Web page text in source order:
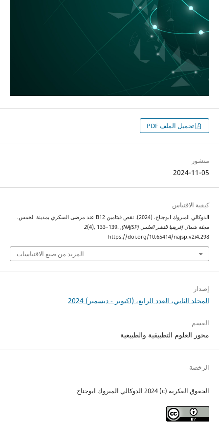
تحميل الملف PDF
منشور
2024-11-05
كيفية الاقتباس
الدوكالي المبروك ابوجناح. (2024). نقص فيتامين B12 عند مرضى السكري بمدينة الخمس.
مجلة شمال إفريقيا للنشر العلمي (NAJSP)
,
2(4), 133–139.
https://doi.org/10.65414/najsp.v2i4.298
المزيد من صيغ الاقتباسات
إصدار
المجلد الثاني، العدد الرابع، (اكتوبر - ديسمبر) 2024
القسم
محور العلوم التطبيقية والطبيعية
الرخصة
الحقوق الفكرية (c) 2024 الدوكالي المبروك ابوجناح